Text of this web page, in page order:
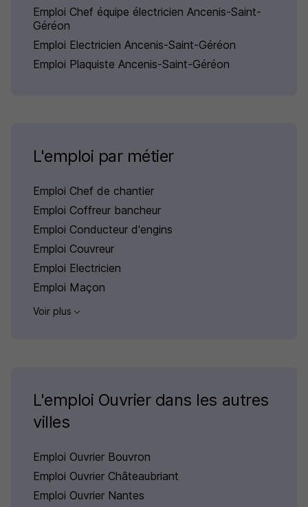
Emploi Chef équipe électricien Ancenis-Saint-
Géréon
Emploi Electricien Ancenis-Saint-Géréon
Emploi Plaquiste Ancenis-Saint-Géréon
L'emploi par métier
Emploi Chef de chantier
Emploi Coffreur bancheur
Emploi Conducteur d'engins
Emploi Couvreur
Emploi Electricien
Emploi Maçon
Voir plus
L'emploi Ouvrier dans les autres
villes
Emploi Ouvrier Bouvron
Emploi Ouvrier Châteaubriant
Emploi Ouvrier Nantes